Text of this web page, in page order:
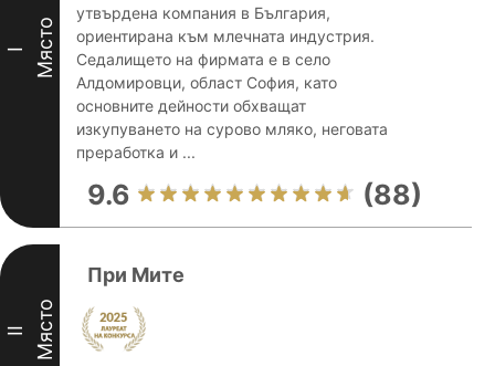
I Място
утвърдена компания в България,
ориентирана към млечната индустрия.
Седалището на фирмата е в село
Алдомировци, област София, като
основните дейности обхващат
изкупуването на сурово мляко, неговата
преработка и ...
9.6 (88)
II Място
При Мите